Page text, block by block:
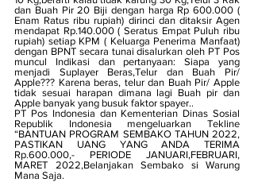
dan Buah Pir 20 Biji dengan harga Rp 600.000 (
Enam Ratus ribu rupiah) dirinci dan ditaksir Agen
mendapat Rp.140.000 ( Seratus Empat Puluh ribu
rupiah) setiap KPM ( Keluarga Penerima Manfaat)
dengan BPNT secara tunai disalurkan oleh PT Pos
muncul Indikasi dan pertanyaan: Siapa yang
menjadi Suplayer Beras,Telur dan Buah Pir/
Apple??? Karena beras, telur dan Buah Pir/ Apple
tidak sesuai harapan dimana lagi Buah pir dan
Apple banyak yang busuk faktor spayer..
PT Pos Indonesia dan Kementerian Dinas Sosial
Republik Indonesia mengeluarkan Tekline
“BANTUAN PROGRAM SEMBAKO TAHUN 2022,
PASTIKAN UANG YANG ANDA TERIMA
Rp.600.000,- PERIODE JANUARI,FEBRUARI,
MARET 2022,Belanjakan Sembako si Warung
Mana Saja.